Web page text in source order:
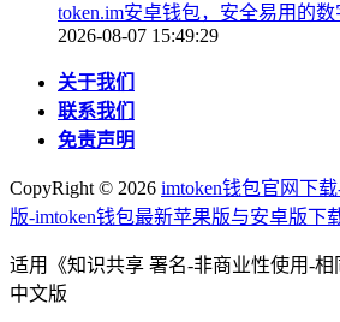
token.im安卓钱包，安全易用的
2026-08-07 15:49:29
关于我们
联系我们
免责声明
CopyRight © 2026 imtoken钱包官网下
版-imtoken钱包最新苹果版与安卓版下
适用《知识共享 署名-非商业性使用-相
中文版